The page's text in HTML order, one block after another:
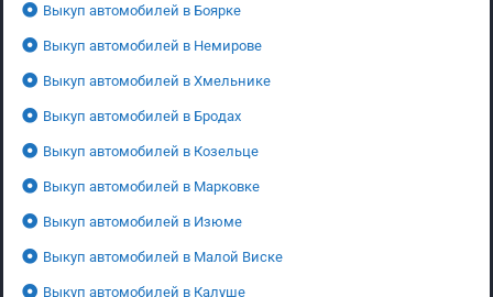
Выкуп автомобилей в Боярке
Выкуп автомобилей в Немирове
Выкуп автомобилей в Хмельнике
Выкуп автомобилей в Бродах
Выкуп автомобилей в Козельце
Выкуп автомобилей в Марковке
Выкуп автомобилей в Изюме
Выкуп автомобилей в Малой Виске
Выкуп автомобилей в Калуше